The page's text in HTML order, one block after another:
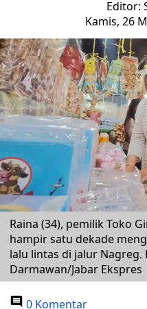
Editor:
Kamis, 26
Raina (34), pemilik Toko
hampir satu dekade
lalu lintas di jalur Nagreg.
Darmawan/Jabar Ekspres
0 Komentar